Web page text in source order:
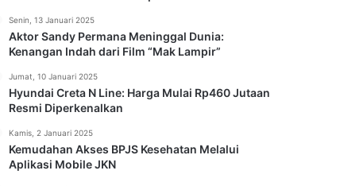
Senin, 13 Januari 2025
Aktor Sandy Permana Meninggal Dunia:
Kenangan Indah dari Film “Mak Lampir”
Jumat, 10 Januari 2025
Hyundai Creta N Line: Harga Mulai Rp460 Jutaan
Resmi Diperkenalkan
Kamis, 2 Januari 2025
Kemudahan Akses BPJS Kesehatan Melalui
Aplikasi Mobile JKN